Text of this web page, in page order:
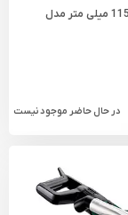
شیار زن پوکا 115 میلی متر مدل
در حال حاضر موجود نیست